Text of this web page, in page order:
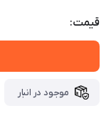
قیمت:
موجود در انبار